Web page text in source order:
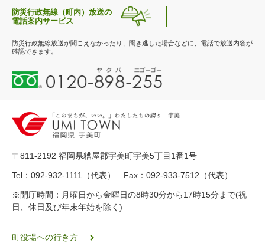
防災行政無線（町内）放送の
電話案内サービス
防災行政無線放送が聞こえなかったり、聞き逃した場合などに、電話で放送内容が
確認できます。
0
1
-
8
-
5
5
ク
〒811-2192 福岡県糟屋郡宇美町宇美5丁目1番1号
Tel：092-932-1111（代表） Fax：092-933-7512（代表）
※開庁時間：月曜日から金曜日の8時30分から17時15分まで(祝
日、休日及び年末年始を除く)
町役場への行き方